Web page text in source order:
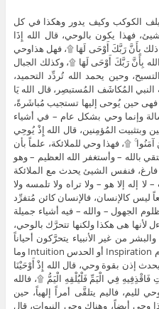
الكوكب وكيف يدور وهكذا في كل
فهذا يكون بالوحي، قال الله إِذَا
ذلك بِأَنَّ رَبَّكَ أَوْحَى لَهَا ۩، فهل هذاوحي
بِأَنَّ رَبَّكَ أَوْحَى لَهَا ۩، وكذلك الجبال
وحين يحمد الله تُردِّد التحميد،
المُكاشَف المُستبصِر، قال الله يَا
فهى حين يُوحى إليها تستجيب مُباشَرةً،
وإنما وحي بشكل عام – في أشياء
وبتثبيت المُؤمِنين، قال الله إِذْ يُوحِي
۩، فهذا وحي للملائكة، علماً بأن
بالله – وأستغفر الله العظيم – وهو
فنفس الشيئ يحدث مع الملائكة
إله إلا هو – ولا تراه ولا تلمسه ولا
ليس كالإنسان، فالإنسان كائن مُتفرِّد
الجهول – والله – فيه أشياء جميلة
لأنها هى هكذا ولكنها تتحرَّك بالوحي،
من غير الأنبياء يتحرَّكون أحياناً
بقوة الإلهام، وهذه القوة يُسمونها الإلهام Inspiration أو الحدس Intuition وما
إذن بقوة وحي، قال الله إِذْ أَوْحَيْنَا
فِي الْيَمِّ فَلْيُلْقِهِ الْيَمُّ ۩، فالله
لليم، فاليم يتلقَّى أمراً إلهياً، حين
وحي أيضاً، وهناك وحي النبوات، قال